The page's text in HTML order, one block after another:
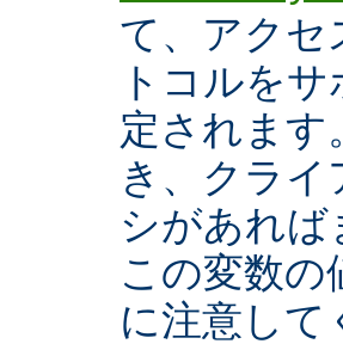
て、アクセ
トコルを
定されます
き、クラ
シがあれ
この変数
に注意して